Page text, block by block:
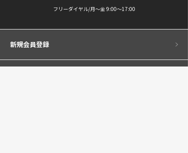
フリーダイヤル/月〜金 9:00〜17:00
新規会員登録